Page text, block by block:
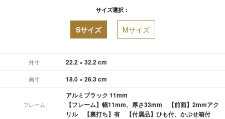
サイズ選択：
Sサイズ Mサイズ
外寸 22.2 × 32.2 cm
画寸 18.0 × 26.3 cm
フレーム
アルミブラック 11mm
【フレーム】幅11mm、厚さ33mm 【前面】2mmアク
リル 【裏打ち】有 【付属品】ひも付、かぶせ箱付